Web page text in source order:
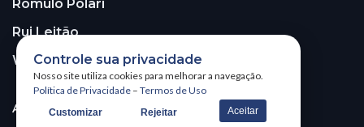
Rômulo Polari
Rui Leitão
Walter Santos
ASSINE A NOSSA NEWSLETTER!
Controle sua privacidade
Nosso site utiliza cookies para melhorar a navegação.
Política de Privacidade – Termos de Uso
Customizar Rejeitar Aceitar